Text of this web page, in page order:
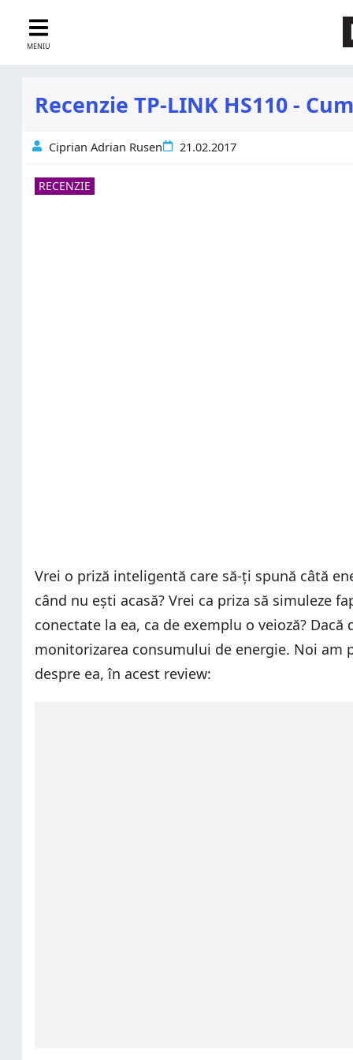
MENIU
Recenzie TP-LINK HS110 -
Ciprian Adrian Rusen 21.02.2017
RECENZIE
Vrei o priză inteligentă care să-ți spună câtă
când nu ești acasă? Vrei ca priza să simuleze
conectate la ea, ca de exemplu o veioză?
monitorizarea consumului de energie. Noi am
despre ea, în acest review: